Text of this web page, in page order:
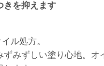
きを抑えます
ル処方。
ずみずしい塗り心地。オ